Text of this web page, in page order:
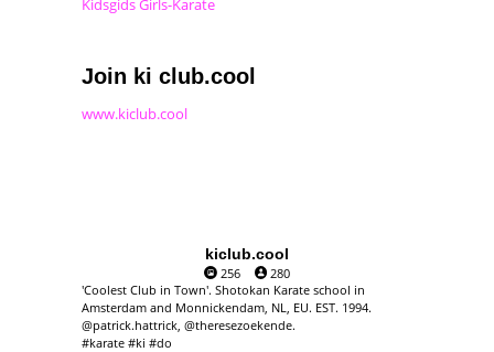
Kidsgids Girls-Karate
Join ki club.cool
www.kiclub.cool
kiclub.cool
256
280
'Coolest Club in Town'. Shotokan Karate school in
Amsterdam and Monnickendam, NL, EU. EST. 1994.
@patrick.hattrick, @theresezoekende.
#karate #ki #do